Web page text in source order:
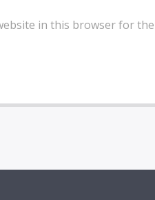
in this browser for